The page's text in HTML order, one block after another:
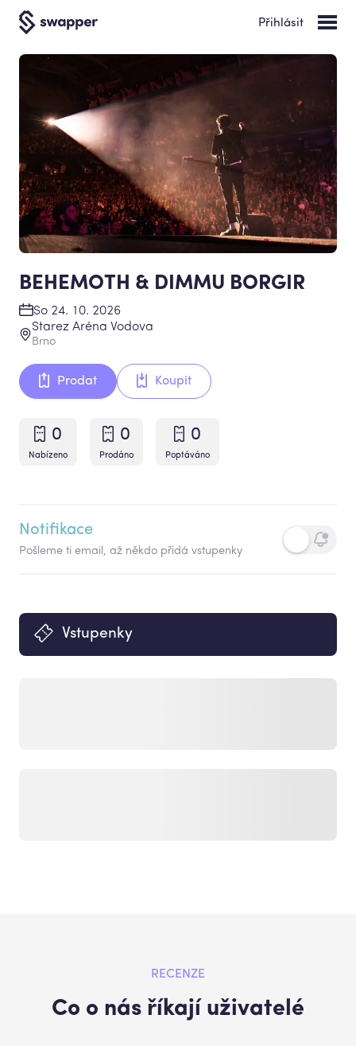
Přihlásit
BEHEMOTH & DIMMU BORGIR
So 24. 10. 2026
Starez Aréna Vodova
Brno
Prodat Koupit
0
Nabízeno
0
Prodáno
0
Poptáváno
Notifikace
Pošleme ti email, až někdo přidá vstupenky
Vstupenky
RECENZE
Co o nás říkají uživatelé